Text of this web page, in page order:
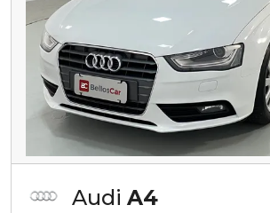
Audi A4